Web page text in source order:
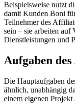
Beispielsweise nutzt
damit Kunden Boni
Teilnehmer des
sein – sie arbeiten auf
Dienstleistungen und
Aufgaben
Die Hauptaufgaben
ähnlich, unabhängig
einem eigenen